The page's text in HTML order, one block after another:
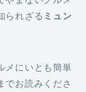
られざる ミュン
メにいとも簡単
でお読みくださ